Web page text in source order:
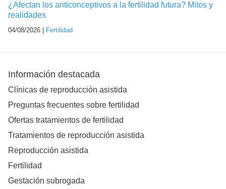
¿Afectan los anticonceptivos a la fertilidad futura? Mitos y
realidades
04/08/2026 | Fertilidad
Información destacada
Clínicas de reproducción asistida
Preguntas frecuentes sobre fertilidad
Ofertas tratamientos de fertilidad
Tratamientos de reproducción asistida
Reproducción asistida
Fertilidad
Gestación subrogada